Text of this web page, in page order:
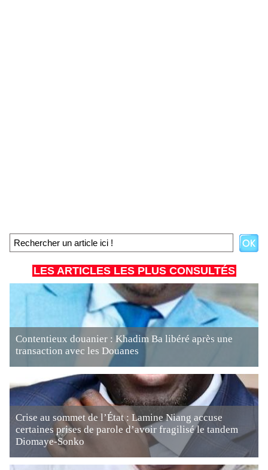
LES ARTICLES LES PLUS CONSULTÉS
Contentieux douanier : Khadim Ba libéré après une
transaction avec les Douanes
Crise au sommet de l’État : Lamine Niang accuse
certaines prises de parole d’avoir fragilisé le tandem
Diomaye-Sonko